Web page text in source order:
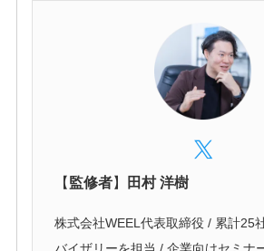
【 監修者】 田村 洋樹
株式会社WEEL代表取締役 / 累計25